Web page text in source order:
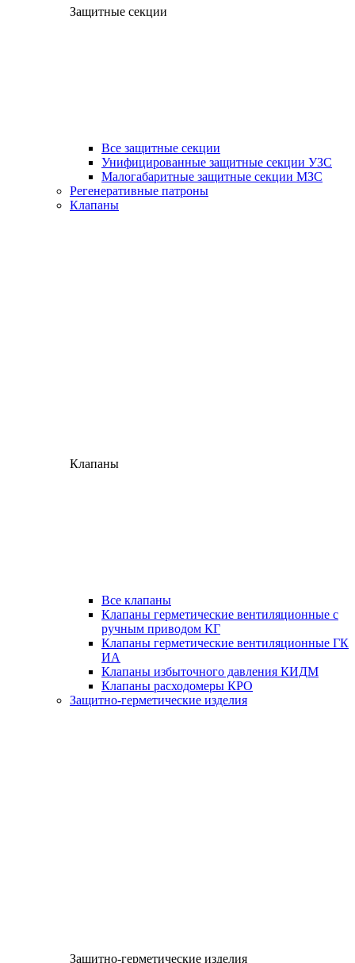
Защитные секции
Все защитные секции
Унифицированные защитные секции УЗС
Малогабаритные защитные секции МЗС
Регенеративные патроны
Клапаны
Клапаны
Все клапаны
Клапаны герметические вентиляционные с
ручным приводом КГ
Клапаны герметические вентиляционные ГК
ИА
Клапаны избыточного давления КИДМ
Клапаны расходомеры КРО
Защитно-герметические изделия
Защитно-герметические изделия